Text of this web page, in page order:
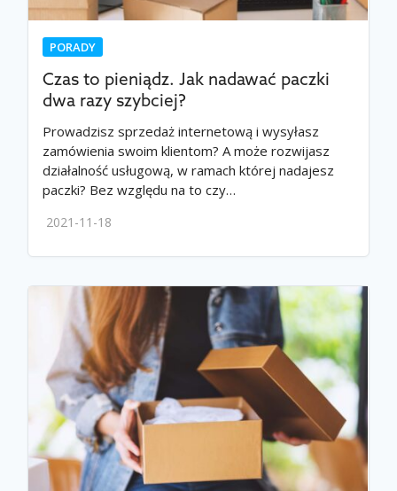
PORADY
Czas to pieniądz. Jak nadawać paczki
dwa razy szybciej?
Prowadzisz sprzedaż internetową i wysyłasz
zamówienia swoim klientom? A może rozwijasz
działalność usługową, w ramach której nadajesz
paczki? Bez względu na to czy…
2021-11-18